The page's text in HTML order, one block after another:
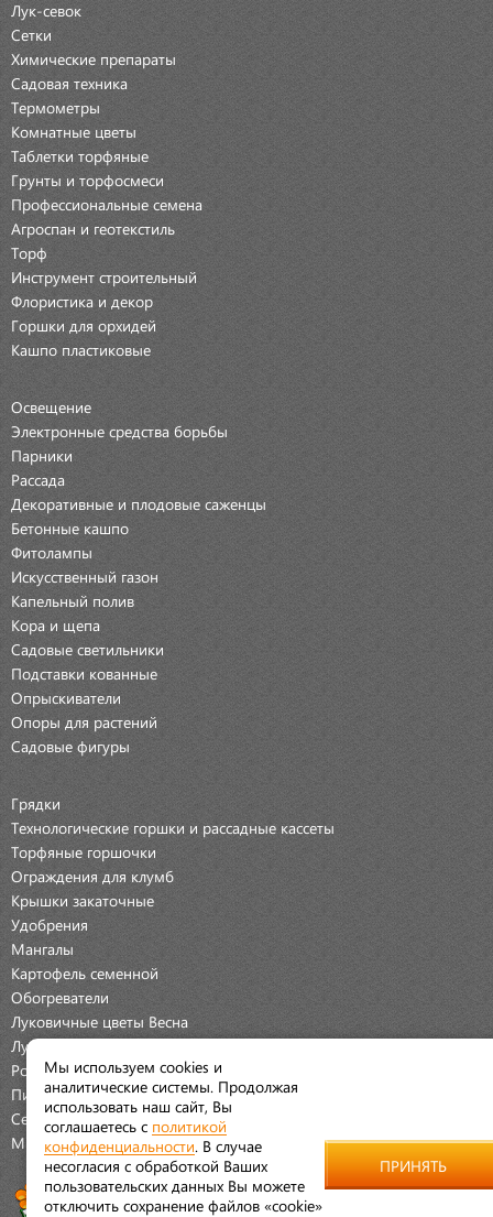
Лук-севок
Сетки
Химические препараты
Садовая техника
Термометры
Комнатные цветы
Таблетки торфяные
Грунты и торфосмеси
Профессиональные семена
Агроспан и геотекстиль
Торф
Инструмент строительный
Флористика и декор
Горшки для орхидей
Кашпо пластиковые
Освещение
Электронные средства борьбы
Парники
Рассада
Декоративные и плодовые саженцы
Бетонные кашпо
Фитолампы
Искусственный газон
Капельный полив
Кора и щепа
Садовые светильники
Подставки кованные
Опрыскиватели
Опоры для растений
Садовые фигуры
Грядки
Технологические горшки и рассадные кассеты
Торфяные горшочки
Ограждения для клумб
Крышки закаточные
Удобрения
Мангалы
Картофель семенной
Обогреватели
Луковичные цветы Весна
Луковичные цветы Осень
Розы
Пионы
Семена Овощей
Мраморная крошка
Мы используем cookies и
аналитические системы. Продолжая
использовать наш сайт, Вы
соглашаетесь с политикой
конфиденциальности . В случае
несогласия с обработкой Ваших
пользовательских данных Вы можете
отключить сохранение файлов «cookie»
ПРИНЯТЬ